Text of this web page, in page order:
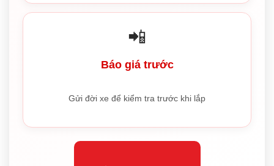
📲
Báo giá trước
Gửi đời xe để kiểm tra trước khi lắp